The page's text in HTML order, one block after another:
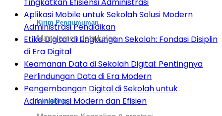
Kirim Pengumuman
Manajemen data kelas
konseling
Tingkatkan Efisiensi Administrasi
Aplikasi Mobile untuk Sekolah Solusi Modern
Administrasi Pendidikan
Etika Digital di Lingkungan Sekolah: Fondasi Disiplin
di Era Digital
Keamanan Data di Sekolah Digital: Pentingnya
Perlindungan Data di Era Modern
Pengembangan Digital di Sekolah untuk
Administrasi Modern dan Efisien